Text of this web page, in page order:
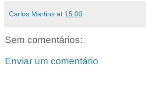
Carlos Martins at 15:00
Sem comentários:
Enviar um comentário